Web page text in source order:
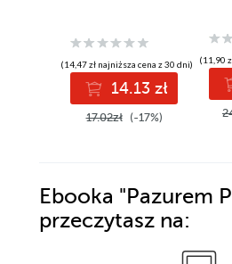
(14,47 zł najniższa cena z 30 dni)
14.13 zł
17.02zł (-17%)
(11,90
Ebooka "Pazurem
przeczytasz na: